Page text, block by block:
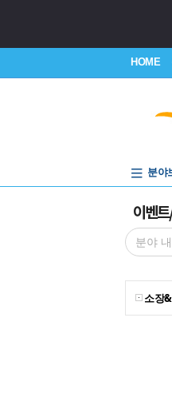
HOME
분야
이벤
소장